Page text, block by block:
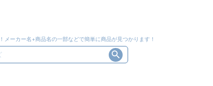
メーカー名+商品名の一部などで簡単に商品が見つかります！